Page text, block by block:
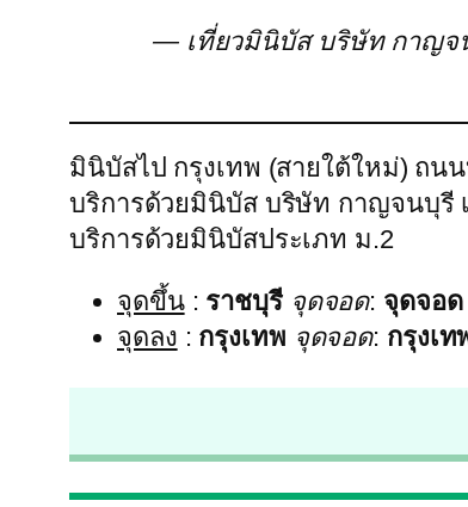
— เที่ยวมินิบัส บริษัท กาญจน
มินิบัสไป กรุงเทพ (สายใต้ใหม่) ถน
บริการด้วยมินิบัส บริษัท กาญจนบุรี
บริการด้วยมินิบัสประเภท ม.2
จุดขึ้น: ราชบุรี จุดจอด: จุดจอด
จุดลง : กรุงเทพ จุดจอด: กรุงเ